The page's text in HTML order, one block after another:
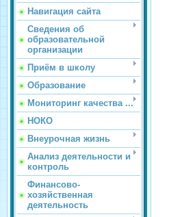
Навигация сайта
Сведения об
образовательной
организации
Приём в школу
Образование
Мониторинг качества ...
НОКО
Внеурочная жизнь
Анализ деятельности и
контроль
Финансово-
хозяйственная
деятельность